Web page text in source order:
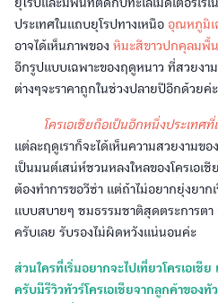
ประเทศในแถบยุโรปทางเหนือ อุณหภูมิเ
อาจได้เห็นภาพของ หิมะสีขาวปกคุลมพื้
อีกรูปแบบเฉพาะของฤดูหนาว ที่สวยง
ต่างๆจะราคาถูกในช่วงปลายปีอีกด้วยค่ะ
โครเอเชียถือเป็นอีกหนึ่งประเทศที่
แต่ละฤดูเราก็จะได้เห็นความสวยงามข
เป็นมนต์เสน่ห์ชวนหลงใหลของโครเอเชี
ต้องทำการขอวีซ่า แต่ถ้าไม่อยากยุ่งยากเ
แบบสบายๆ ชมธรรมชาติสุดตระการตา
ครับเลย รับรองไม่ผิดหวังแน่นอนค่ะ
ส่วนใครที่เริ่มอยากจะไปเที่ยวโครเอเชี
ครับมีรีวิวทัวร์โครเอเชียจากลูกค้าของ